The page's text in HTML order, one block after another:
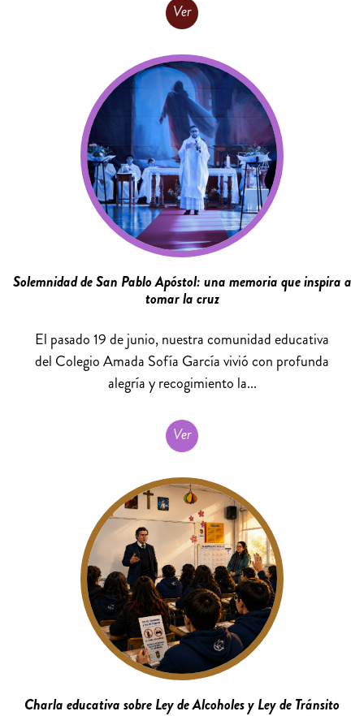
Ver
Solemnidad de San Pablo Apóstol: una memoria que inspira a
tomar la cruz
El pasado 19 de junio, nuestra comunidad educativa
del Colegio Amada Sofía García vivió con profunda
alegría y recogimiento la...
Ver
Charla educativa sobre Ley de Alcoholes y Ley de Tránsito